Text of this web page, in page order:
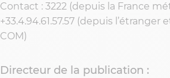
Contact : 3222 (depuis la France
+33.4.94.61.57.57 (depuis l’étranger
COM)
Directeur de la publication :